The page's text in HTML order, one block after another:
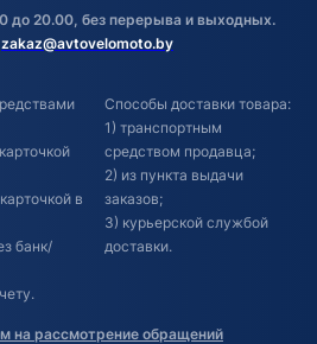
до 20.00, без перерыва и выходных.
zakaz@avtovelomoto.by
в
банк/
Способы доставки товара:
1) транспортным
средством продавца;
2) из пункта выдачи
заказов;
3) курьерской службой
доставки.
на рассмотрение обращений